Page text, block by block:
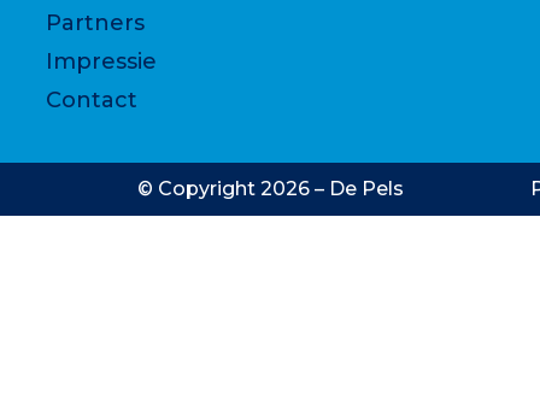
Partners
Impressie
Contact
© Copyright 2026 – De Pels